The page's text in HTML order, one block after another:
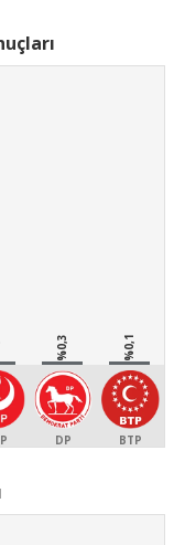
%0,3
DP
%0,1
BTP